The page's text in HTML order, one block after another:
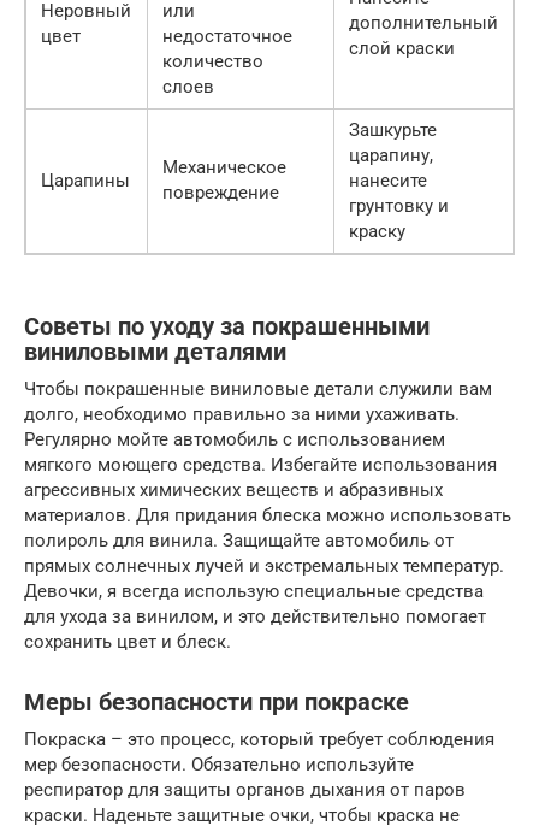
Неровный
цвет
или
недостаточное
количество
слоев
дополнительный
слой краски
Царапины
Механическое
повреждение
Зашкурьте
царапину,
нанесите
грунтовку и
краску
Советы по уходу за покрашенными
виниловыми деталями
Чтобы покрашенные виниловые детали служили вам
долго, необходимо правильно за ними ухаживать.
Регулярно мойте автомобиль с использованием
мягкого моющего средства. Избегайте использования
агрессивных химических веществ и абразивных
материалов. Для придания блеска можно использовать
полироль для винила. Защищайте автомобиль от
прямых солнечных лучей и экстремальных температур.
Девочки, я всегда использую специальные средства
для ухода за винилом, и это действительно помогает
сохранить цвет и блеск.
Меры безопасности при покраске
Покраска – это процесс, который требует соблюдения
мер безопасности. Обязательно используйте
респиратор для защиты органов дыхания от паров
краски. Наденьте защитные очки, чтобы краска не